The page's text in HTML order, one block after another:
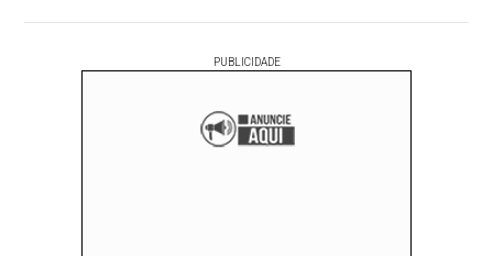
PUBLICIDADE